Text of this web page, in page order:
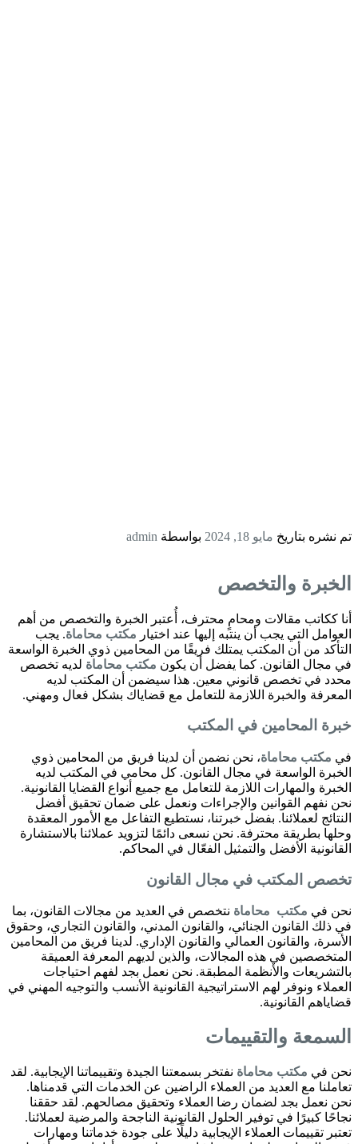
تم نشره بتاريخ مايو 18, 2024 بواسطة admin
الخبرة والتخصص
أنا ككاتب مقالات ومحامٍ محترف، أُعتبر الخبرة والتخصص من أهم
العوامل التي يجب أن ينتبه إليها عند اختيار مكتب محاماة. يجب
التأكد من أن المكتب يمتلك فريقًا من المحامين ذوي الخبرة الواسعة
في مجال القانون. كما يفضل أن يكون مكتب محاماة لديه تخصص
محدد في تخصص قانوني معين. هذا سيضمن أن المكتب لديه
المعرفة والخبرة اللازمة للتعامل مع قضاياك بشكل فعال ومهني.
خبرة المحامين في المكتب
في مكتب محاماة، نحن نضمن أن لدينا فريق من المحامين ذوي
الخبرة الواسعة في مجال القانون. كل محامي في المكتب لديه
الخبرة والمهارات اللازمة للتعامل مع جميع أنواع القضايا القانونية.
نحن نفهم القوانين والإجراءات ونعمل على ضمان تحقيق أفضل
النتائج لعملائنا. بفضل خبرتنا، نستطيع التفاعل مع الأمور المعقدة
وحلها بطريقة محترفة. نحن نسعى دائمًا لتزويد عملائنا بالاستشارة
القانونية الأفضل والتمثيل الفعّال في المحاكم.
تخصص المكتب في مجال القانون
نحن في مكتب محاماة نتخصص في العديد من مجالات القانون، بما
في ذلك القانون الجنائي، والقانون المدني، والقانون التجاري، وحقوق
الأسرة، والقانون العمالي والقانون الإداري. لدينا فريق من المحامين
المتخصصين في هذه المجالات، والذين لديهم المعرفة العميقة
بالتشريعات والأنظمة المطبقة. نحن نعمل بجد لفهم احتياجات
العملاء ونوفر لهم الاستراتيجية القانونية الأنسب والتوجيه المهني في
قضاياهم القانونية.
السمعة والتقييمات
نحن في مكتب محاماة نفتخر بسمعتنا الجيدة وتقييماتنا الإيجابية. لقد
تعاملنا مع العديد من العملاء الراضين عن الخدمات التي قدمناها.
نحن نعمل بجد لضمان رضا العملاء وتحقيق مصالحهم. لقد حققنا
نجاحًا كبيرًا في توفير الحلول القانونية الناجحة والمرضية لعملائنا.
تعتبر تقييمات العملاء الإيجابية دليلًا على جودة خدماتنا ومهارات